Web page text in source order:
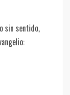
sin sentido,